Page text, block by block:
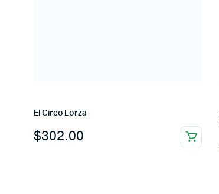
El Circo Lorza
$302.00